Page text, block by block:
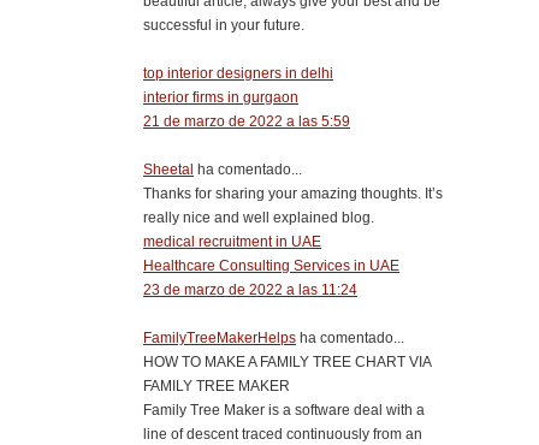
successful in your future.
top interior designers in delhi
interior firms in gurgaon
21 de marzo de 2022 a las 5:59
Sheetal ha comentado...
Thanks for sharing your amazing thoughts. It’s
really nice and well explained blog.
medical recruitment in UAE
Healthcare Consulting Services in UAE
23 de marzo de 2022 a las 11:24
FamilyTreeMakerHelps ha comentado...
HOW TO MAKE A FAMILY TREE CHART VIA
FAMILY TREE MAKER
Family Tree Maker is a software deal with a
line of descent traced continuously from an